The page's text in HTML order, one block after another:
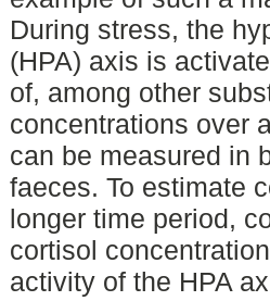
During stress, the
(HPA) axis is
of, among other
concentrations over
can be measured in
faeces. To estimate
longer time period,
cortisol
activity of the HPA